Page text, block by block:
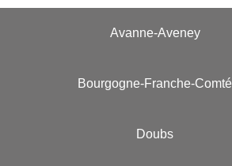
Avanne-Aveney
Bourgogne-Franche-Comté
Doubs